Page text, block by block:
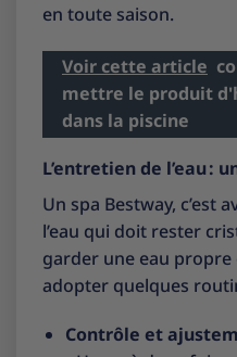
en toute saison.
Voir cette article
mettre le produit
dans la piscine
L’entretien de l’eau :
Un spa Bestway, c’est
l’eau qui doit rester
garder une eau propre
adopter quelques
Contrôle et